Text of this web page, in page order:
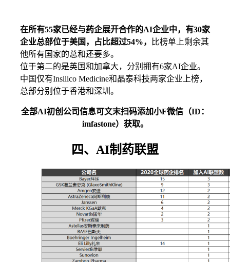
在所有55家已经与药企展开合作的AI企业中，有30家
企业总部位于美国，占比超过54%，
比榜单上剩余其
他所有国家的总和还要多。
位于第二的是英国和加拿大，分别拥有6家AI企业。
中国仅有Insilico Medicine和晶泰科技两家企业上榜，
总部分别位于香港和深圳。
全部AI初创公司信息可文末扫码添加小F微信（ID：
imfastone）获取。
四、AI制药联盟